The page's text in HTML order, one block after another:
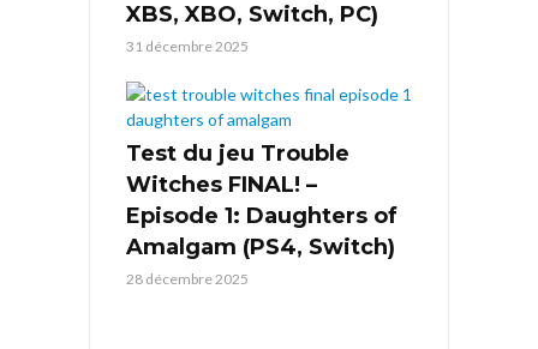
XBS, XBO, Switch, PC)
31 décembre 2025
Test du jeu Trouble
Witches FINAL! –
Episode 1: Daughters of
Amalgam (PS4, Switch)
28 décembre 2025